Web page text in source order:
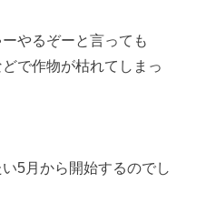
やるぞーと言っても
で作物が枯れてしまっ
5月から開始するのでし